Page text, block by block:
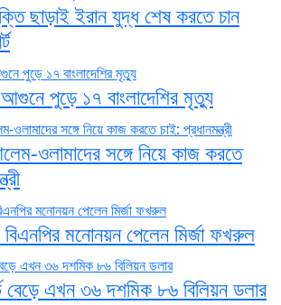
ছাড়াই ইরান যুদ্ধ শেষ করতে চান
পুড়ে ১৭ বাংলাদেশির মৃত্যু
ওলামাদের সঙ্গে নিয়ে কাজ করতে
বিএনপির মনোনয়ন পেলেন মির্জা ফখরুল
বেড়ে এখন ৩৬ দশমিক ৮৬ বিলিয়ন ডলার